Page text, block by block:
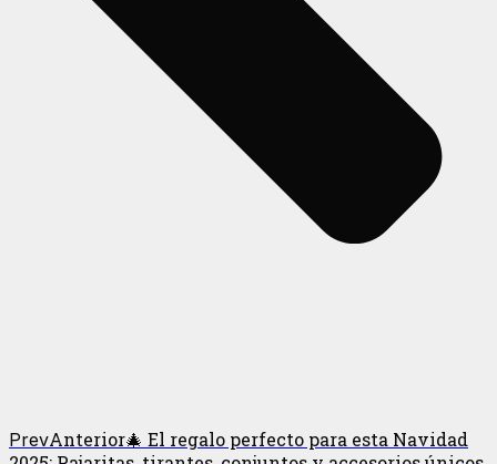
PrevAnterior🎄 El regalo perfecto para esta Navidad